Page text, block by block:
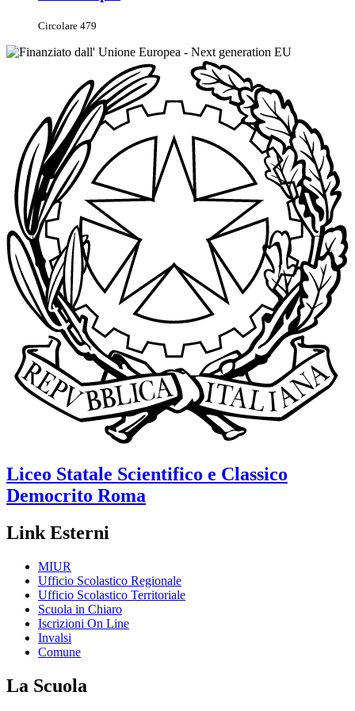
Circolare 479
Liceo Statale Scientifico e Classico
Democrito Roma
Link Esterni
MIUR
Ufficio Scolastico Regionale
Ufficio Scolastico Territoriale
Scuola in Chiaro
Iscrizioni On Line
Invalsi
Comune
La Scuola